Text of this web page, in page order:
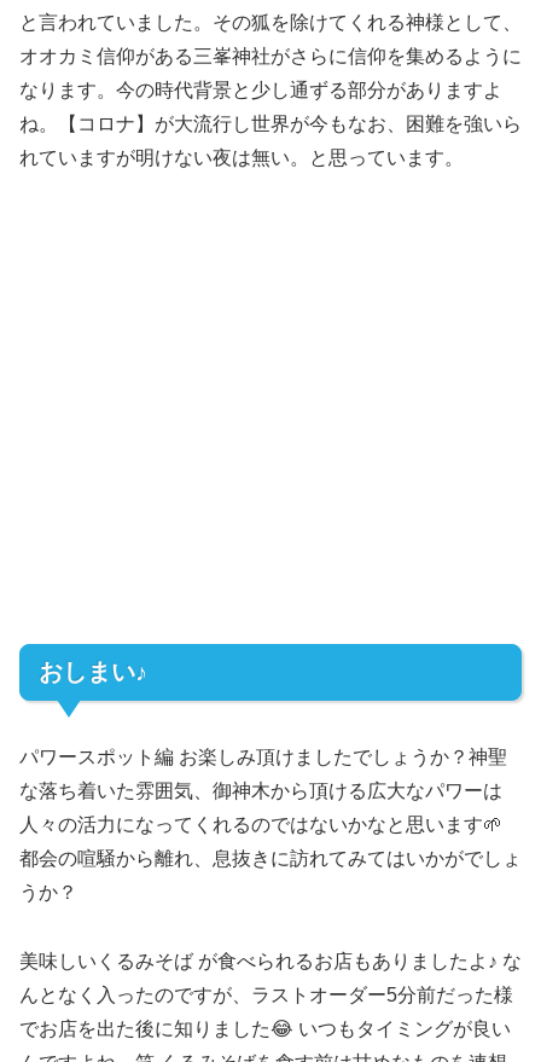
と言われていました。その狐を除けてくれる神様として、
オオカミ信仰がある三峯神社がさらに信仰を集めるように
なります。今の時代背景と少し通ずる部分がありますよ
ね。【コロナ】が大流行し世界が今もなお、困難を強いら
れていますが明けない夜は無い。と思っています。
おしまい♪
パワースポット編 お楽しみ頂けましたでしょうか？神聖
な落ち着いた雰囲気、御神木から頂ける広大なパワーは
人々の活力になってくれるのではないかなと思います🌱
都会の喧騒から離れ、息抜きに訪れてみてはいかがでしょ
うか？
美味しいくるみそば が食べられるお店もありましたよ♪ な
んとなく入ったのですが、ラストオーダー5分前だった様
でお店を出た後に知りました😂 いつもタイミングが良い